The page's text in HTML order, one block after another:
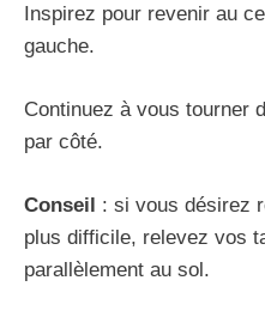
Inspirez pour revenir au
gauche.
Continuez à vous tourner
par côté.
Conseil : si vous désirez
plus difficile, relevez vos
parallèlement au sol.